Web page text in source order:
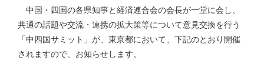
中国・四国の各県知事と経済連合会の会長が一堂に会し、
共通の話題や交流・連携の拡大策等について意見交換を行う
「中四国サミット」が、東京都において、下記のとおり開催
されますので、お知らせします。